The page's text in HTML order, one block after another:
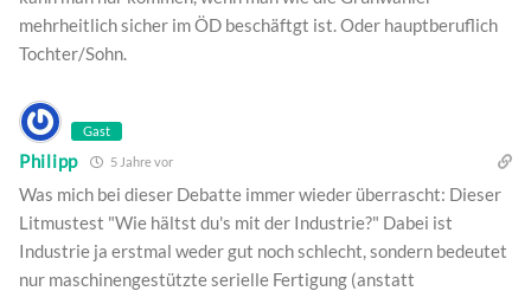
mehrheitlich sicher im ÖD beschäftgt ist. Oder hauptberuflich
Tochter/Sohn.
Gast
Philipp 5 Jahre vor
Was mich bei dieser Debatte immer wieder überrascht: Dieser
Litmustest "Wie hältst du's mit der Industrie?" Dabei ist
Industrie ja erstmal weder gut noch schlecht, sondern bedeutet
nur maschinengestützte serielle Fertigung (anstatt